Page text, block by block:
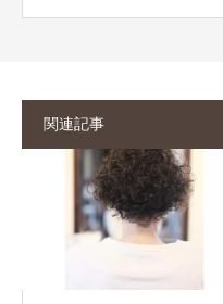
関連記事